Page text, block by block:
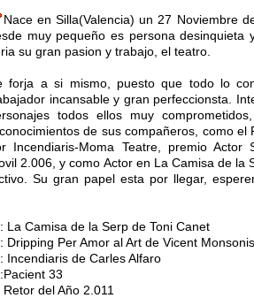
Nace en Silla(Valencia) un 27 Noviembre
muy pequeño es persona
su gran pasion y trabajo, el teatro.
forja a si mismo, puesto que todo lo
incansable y gran perfeccionsta.
todos ellos muy
de sus compañeros, como el
Incendiaris-Moma Teatre, premio Actor
2.006, y como Actor en La Camisa de la
Su gran papel esta por llegar,
La Camisa de la Serp de Toni Canet
Dripping Per Amor al Art de Vicent Monsonis
Incendiaris de Carles Alfaro
33
del Año 2.011